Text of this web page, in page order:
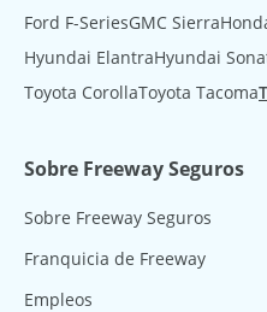
Ford F-SeriesGMC Sierra
Hyundai ElantraHyundai
Toyota CorollaToyota Tacoma
Sobre Freeway Seguros
Sobre Freeway Seguros
Franquicia de Freeway
Empleos